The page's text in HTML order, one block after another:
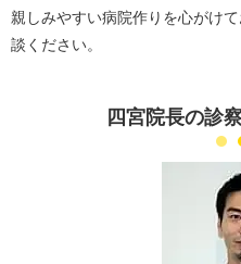
親しみやすい病院作りを心がけ
談ください。
四宮院長の診